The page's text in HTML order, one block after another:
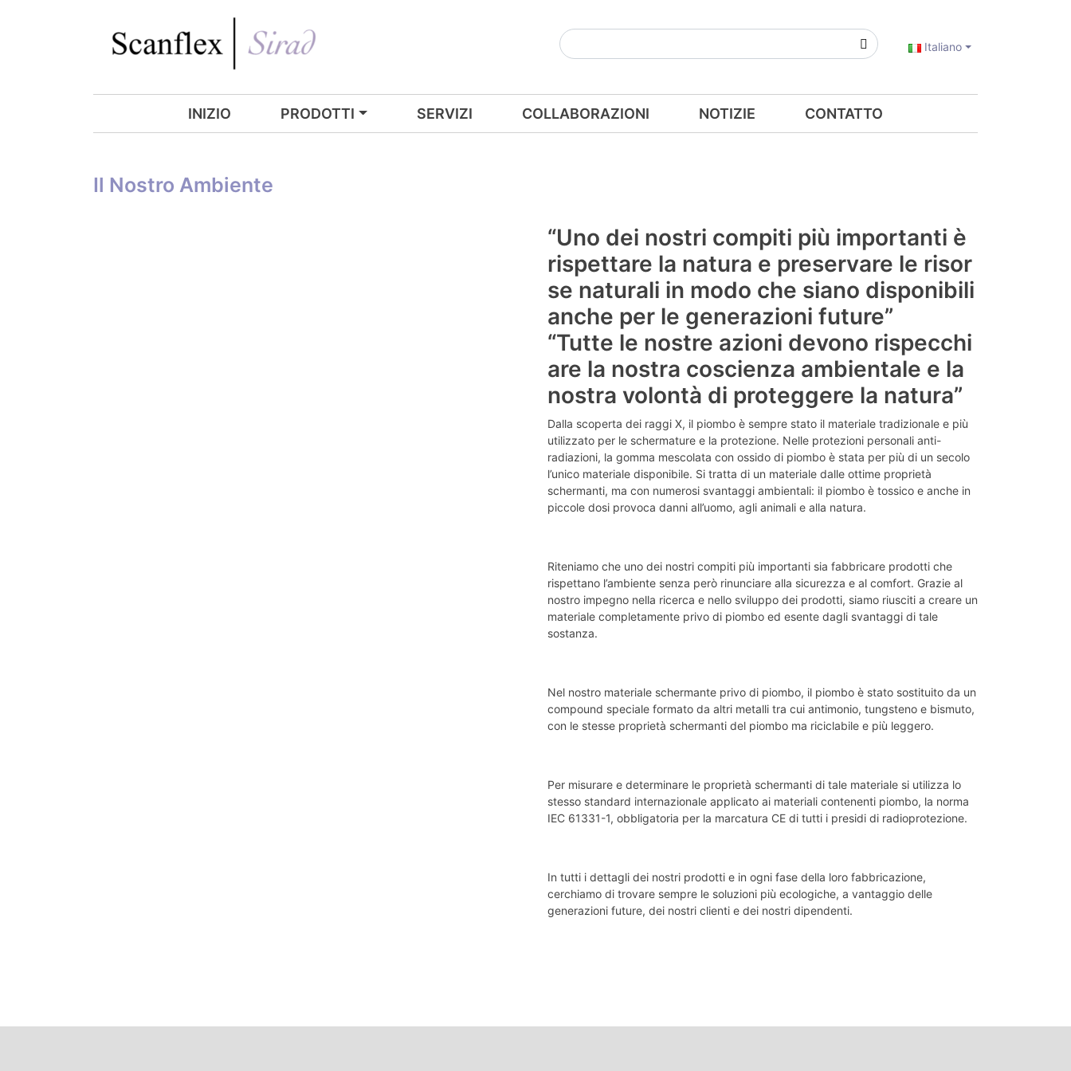
Italiano
INIZIO PRODOTTI SERVIZI COLLABORAZIONI NOTIZIE CONTATTO
Il Nostro Ambiente
“Uno dei nostri compiti più importanti è
rispettare la natura e preservare le risor
se naturali in modo che siano disponibili
anche per le generazioni future”
“Tutte le nostre azioni devono rispecchi
are la nostra coscienza ambientale e la
nostra volontà di proteggere la natura”
Dalla scoperta dei raggi X, il piombo è sempre stato il materiale tradizionale e più
utilizzato per le schermature e la protezione. Nelle protezioni personali anti-
radiazioni, la gomma mescolata con ossido di piombo è stata per più di un secolo
l’unico materiale disponibile. Si tratta di un materiale dalle ottime proprietà
schermanti, ma con numerosi svantaggi ambientali: il piombo è tossico e anche in
piccole dosi provoca danni all’uomo, agli animali e alla natura.
Riteniamo che uno dei nostri compiti più importanti sia fabbricare prodotti che
rispettano l’ambiente senza però rinunciare alla sicurezza e al comfort. Grazie al
nostro impegno nella ricerca e nello sviluppo dei prodotti, siamo riusciti a creare un
materiale completamente privo di piombo ed esente dagli svantaggi di tale
sostanza.
Nel nostro materiale schermante privo di piombo, il piombo è stato sostituito da un
compound speciale formato da altri metalli tra cui antimonio, tungsteno e bismuto,
con le stesse proprietà schermanti del piombo ma riciclabile e più leggero.
Per misurare e determinare le proprietà schermanti di tale materiale si utilizza lo
stesso standard internazionale applicato ai materiali contenenti piombo, la norma
IEC 61331-1, obbligatoria per la marcatura CE di tutti i presidi di radioprotezione.
In tutti i dettagli dei nostri prodotti e in ogni fase della loro fabbricazione,
cerchiamo di trovare sempre le soluzioni più ecologiche, a vantaggio delle
generazioni future, dei nostri clienti e dei nostri dipendenti.